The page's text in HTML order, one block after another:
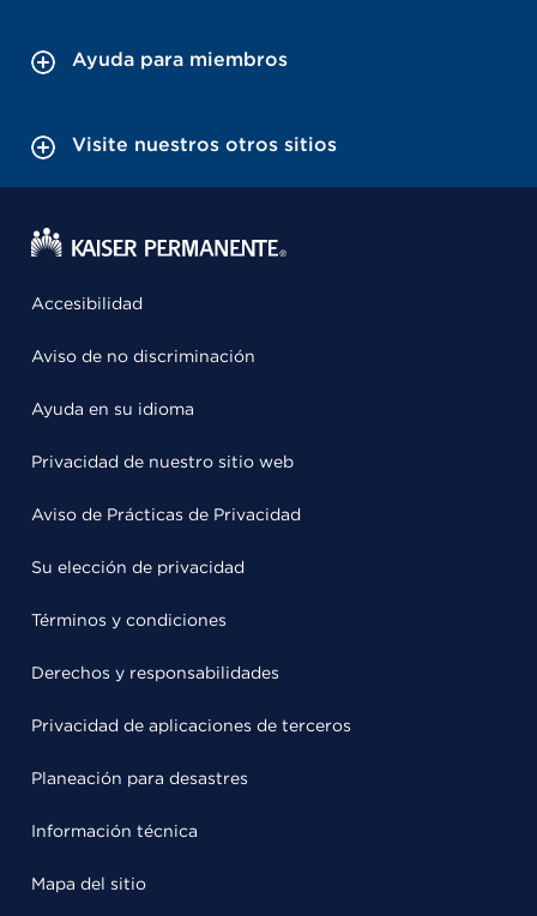
Ayuda para miembros
Visite nuestros otros sitios
Accesibilidad
Aviso de no discriminación
Ayuda en su idioma
Privacidad de nuestro sitio web
Aviso de Prácticas de Privacidad
Su elección de privacidad
Términos y condiciones
Derechos y responsabilidades
Privacidad de aplicaciones de terceros
Planeación para desastres
Información técnica
Mapa del sitio